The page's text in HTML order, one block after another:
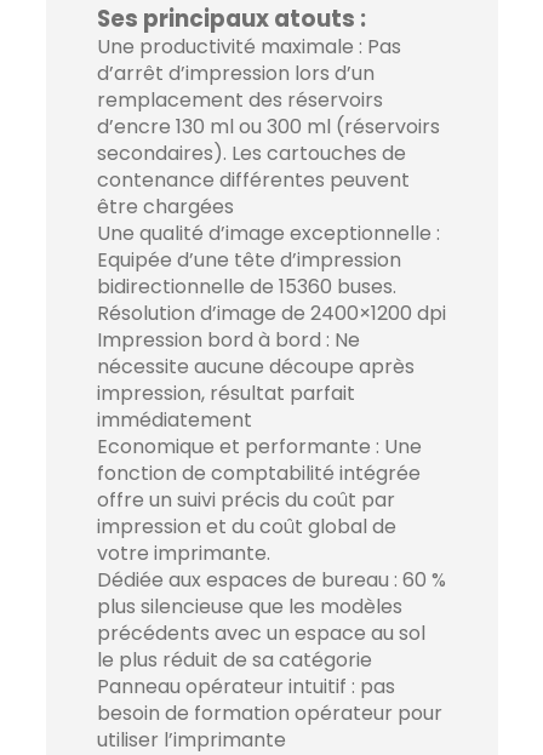
Ses principaux atouts :
Une productivité maximale : Pas
d’arrêt d’impression lors d’un
remplacement des réservoirs
d’encre 130 ml ou 300 ml (réservoirs
secondaires). Les cartouches de
contenance différentes peuvent
être chargées
Une qualité d’image exceptionnelle :
Equipée d’une tête d’impression
bidirectionnelle de 15360 buses.
Résolution d’image de 2400×1200 dpi
Impression bord à bord : Ne
nécessite aucune découpe après
impression, résultat parfait
immédiatement
Economique et performante : Une
fonction de comptabilité intégrée
offre un suivi précis du coût par
impression et du coût global de
votre imprimante.
Dédiée aux espaces de bureau : 60 %
plus silencieuse que les modèles
précédents avec un espace au sol
le plus réduit de sa catégorie
Panneau opérateur intuitif : pas
besoin de formation opérateur pour
utiliser l’imprimante